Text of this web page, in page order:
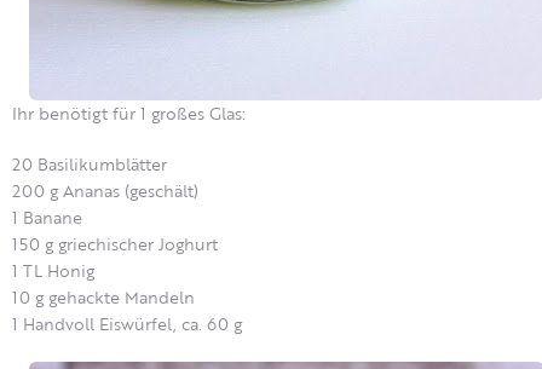
Ihr benötigt für 1 großes Glas:
20 Basilikumblätter
200 g Ananas (geschält)
1 Banane
150 g griechischer Joghurt
1 TL Honig
10 g gehackte Mandeln
1 Handvoll Eiswürfel, ca. 60 g